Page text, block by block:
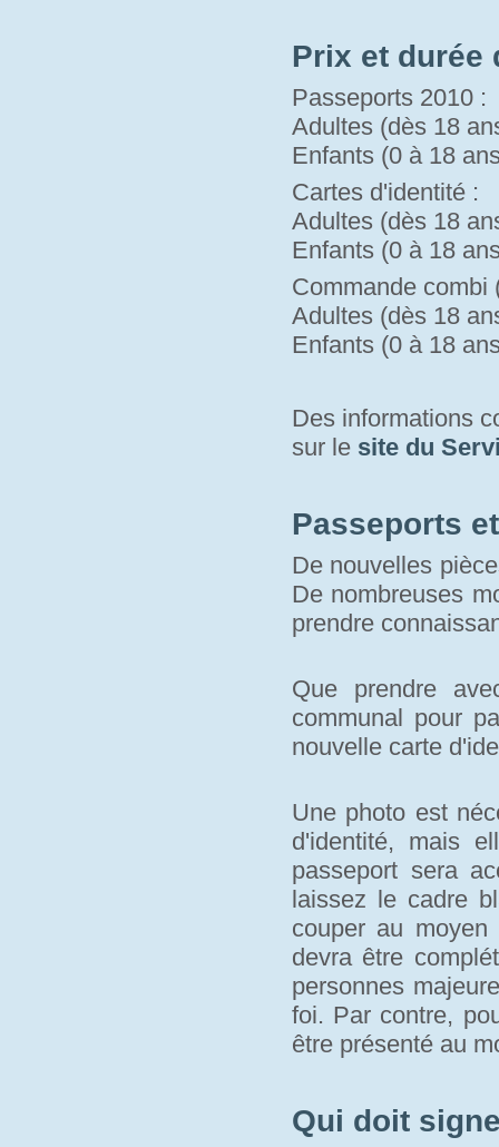
Prix et durée
Passeports 2010 :
Adultes (dès 18
Enfants (0 à 18
Cartes d'identité :
Adultes (dès 18
Enfants (0 à 18
Commande combi
Adultes (dès 18
Enfants (0 à 18
Des informations
sur le site du
Passeports
De nouvelles
De nombreuses
prendre
Que prendre
communal pour
nouvelle carte
Une photo est
d'identité, mais
passeport sera
laissez le cadre
couper au
devra être
personnes
foi. Par contre,
être présenté au
Qui doit